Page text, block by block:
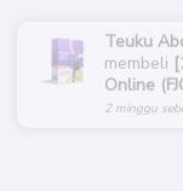
Teuku
membeli
Online
2 minggu